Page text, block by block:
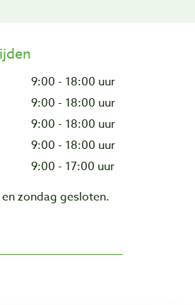
9:00 - 18:00 uur
9:00 - 18:00 uur
9:00 - 18:00 uur
9:00 - 18:00 uur
9:00 - 17:00 uur
zondag gesloten.